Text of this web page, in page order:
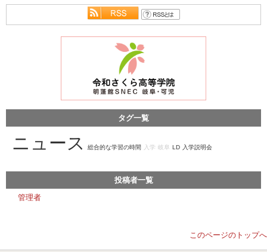
タグ一覧
ニュース 総合的な学習の時間 入学 岐阜 LD 入学説明会
投稿者一覧
管理者
このページのトップへ